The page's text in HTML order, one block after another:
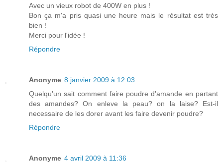
Avec un vieux robot de 400W en plus !
Bon ça m'a pris quasi une heure mais le résultat est très
bien !
Merci pour l'idée !
Répondre
Anonyme 8 janvier 2009 à 12:03
Quelqu'un sait comment faire poudre d'amande en partant
des amandes? On enleve la peau? on la laise? Est-il
necessaire de les dorer avant les faire devenir poudre?
Répondre
Anonyme 4 avril 2009 à 11:36